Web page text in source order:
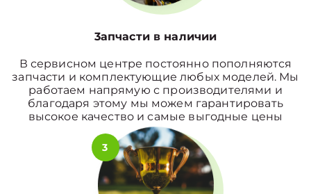
3апчасти в наличии
В сервисном центре постоянно пополняются
запчасти и комплектующие любых моделей. Мы
работаем напрямую с производителями и
благодаря этому мы можем гарантировать
высокое качество и самые выгодные цены
3